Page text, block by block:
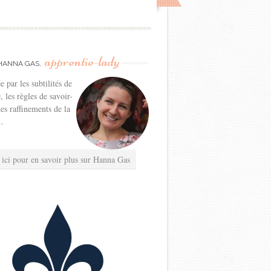
GAS, apprentie-lady
par les subtilités de
les règles de savoir-
raffinements de la
pour en savoir plus sur Hanna Gas